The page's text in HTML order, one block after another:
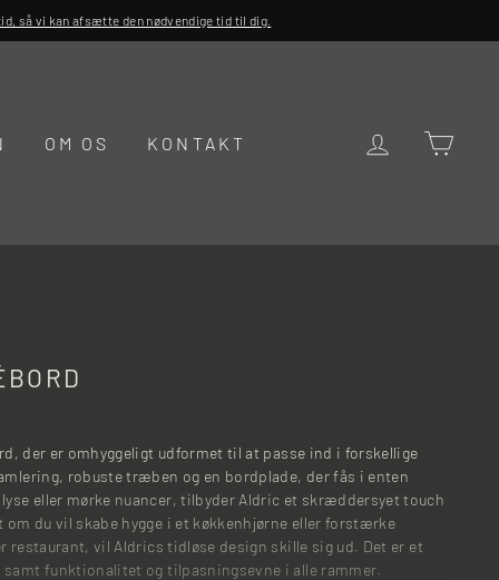
så vi kan afsætte den nødvendige tid til dig.
OM OS KONTAKT LOG IND
der er omhyggeligt udformet til at passe ind i forskellige
robuste træben og en bordplade, der fås i enten
eller mørke nuancer, tilbyder Aldric et skræddersyet touch
du vil skabe hygge i et køkkenhjørne eller forstærke
restaurant, vil Aldrics tidløse design skille sig ud. Det er et
samt funktionalitet og tilpasningsevne i alle rammer.